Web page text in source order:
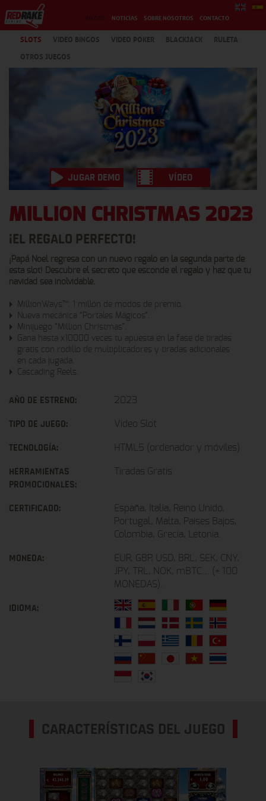
NOTICIAS SOBRE NOSOTROS CONTACTO
SLOTS VIDEO BINGOS VIDEO POKER BLACKJACK
RULETA
OTROS JUEGOS
JUGAR DEMO VÍDEO
MILLION CHRISTMAS 2023
¡EL REGALO PERFECTO!
¡Papá Noel regresa con un nuevo regalo en la segunda parte de
esta slot! Descubre el secreto que esconde el regalo y haz que tu
navidad sea inolvidable.
MillionWays™: 1 millón de modos de premio.
Nueva mecánica “Portales Mágicos”.
Minijuego “Million Christmas”.
Gana hasta x10000 veces tu apuesta en la fase de tiradas
gratis con rodillo de multiplicadores y tiradas adicionales
en cada jugada.
Cascading Reels.
AÑO DE ESTRENO: 2023
TIPO DE JUEGO: Video Slot
TECNOLOGÍA: HTML5 (ordenador y móviles)
HERRAMIENTAS
PROMOCIONALES:
Tiradas Gratis
CERTIFICADO:
España, Italia, Reino Unido,
Portugal, Malta, Paises Bajos,
Colombia, Grecia, Letonia.
MONEDA:
EUR, GBP, USD, BRL, SEK, CNY,
JPY, TRL, NOK, mBTC… (+ 100
MONEDAS).
IDIOMA:
CARACTERÍSTICAS DEL JUEGO